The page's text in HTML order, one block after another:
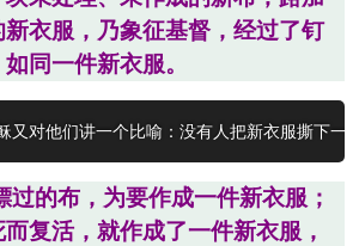
衣服，乃象征基督，经过了钉
同一件新衣服。
又对他们讲一个比喻：没有人把新衣服撕下一
过的布，为要作成一件新衣服；
复活，就作成了一件新衣服，